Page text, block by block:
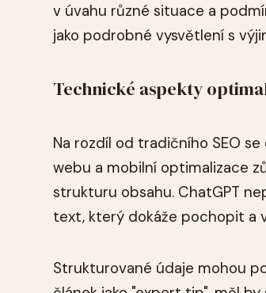
v úvahu různé situace a
jako podrobné vysvětlení s
Technické aspekty
Na rozdíl od tradičního SEO
webu a mobilní optimalizace
strukturu obsahu. ChatGPT
text, který dokáže pochopit a
Strukturované údaje mohou